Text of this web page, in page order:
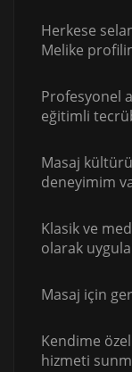
Herkese
Melike
Profesyonel
eğitimli
Masaj
deneyimim
Klasik ve
olarak
Masaj için
Kendime
hizmeti